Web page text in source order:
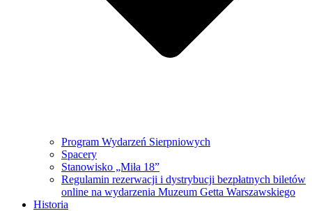
Program Wydarzeń Sierpniowych
Spacery
Stanowisko „Miła 18”
Regulamin rezerwacji i dystrybucji bezpłatnych biletów
online na wydarzenia Muzeum Getta Warszawskiego
Historia